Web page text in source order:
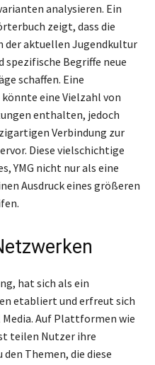
analysieren. Ein
zeigt, dass die
der aktuellen Jugendkultur
spezifische Begriffe neue
schaffen. Eine
eine Vielzahl von
enthalten, jedoch
Verbindung zur
Diese vielschichtige
YMG nicht nur als eine
Ausdruck eines größeren
hat sich als ein
etabliert und erfreut sich
Auf Plattformen wie
teilen Nutzer ihre
Themen, die diese